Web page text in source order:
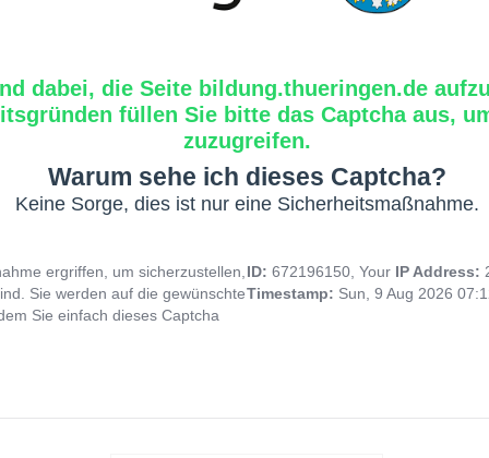
dabei, die Seite bildung.thueringen.de
füllen Sie bitte das Captcha aus,
zuzugreifen.
Warum sehe ich dieses Captcha?
Keine Sorge, dies ist nur eine Sicherheitsmaßnahme.
ergriffen, um sicherzustellen,
Sie werden auf die gewünschte
Sie einfach dieses Captcha
ID: 672196150, Your IP Address:
Timestamp: Sun, 9 Aug 2026